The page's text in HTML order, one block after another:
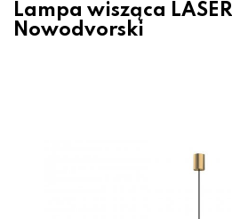
Lampa wisząca
Nowodvorski